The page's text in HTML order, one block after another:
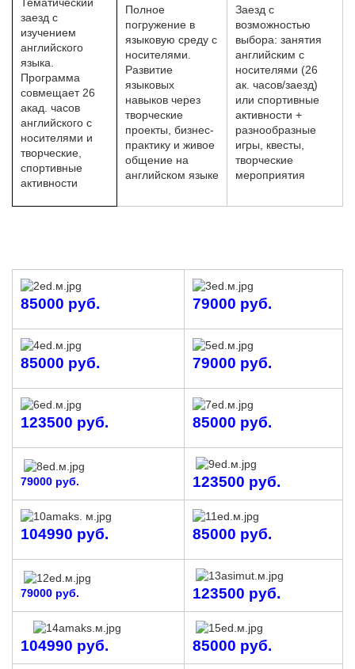
заезд с
изучением
английского
языка.
Программа
совмещает 26
акад. часов
английского с
носителями и
творческие,
спортивные
активности
Полное
погружение в
языковую среду с
носителями.
Развитие
языковых
навыков через
творческие
проекты, бизнес-
практику и живое
общение на
английском языке
Заезд с
возможностью
выбора: занятия
английским с
носителями (26
ак. часов/заезд)
или спортивные
активности +
разнообразные
игры, квесты,
творческие
мероприятия
85000 руб. 79000 руб.
85000 руб. 79000 руб.
123500 руб. 85000 руб.
79000 руб. 123500 руб.
104990 руб. 85000 руб.
79000 руб. 123500 руб.
104990 руб. 85000 руб.